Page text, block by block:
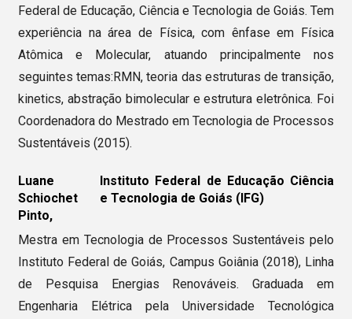
Federal de Educação, Ciência e Tecnologia de Goiás. Tem
experiência na área de Física, com ênfase em Física
Atômica e Molecular, atuando principalmente nos
seguintes temas:RMN, teoria das estruturas de transição,
kinetics, abstração bimolecular e estrutura eletrônica. Foi
Coordenadora do Mestrado em Tecnologia de Processos
Sustentáveis (2015).
Luane
Schiochet
Pinto,
Instituto Federal de Educação Ciência
e Tecnologia de Goiás (IFG)
Mestra em Tecnologia de Processos Sustentáveis pelo
Instituto Federal de Goiás, Campus Goiânia (2018), Linha
de Pesquisa Energias Renováveis. Graduada em
Engenharia Elétrica pela Universidade Tecnológica